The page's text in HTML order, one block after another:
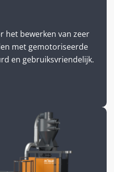
het bewerken van zeer
met gemotoriseerde
en gebruiksvriendelijk.